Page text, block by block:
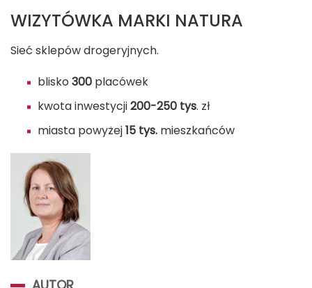
WIZYTÓWKA MARKI NATURA
Sieć sklepów drogeryjnych.
blisko 300 placówek
kwota inwestycji200-250 tys. zł
miasta powyżej15 tys. mieszkańców